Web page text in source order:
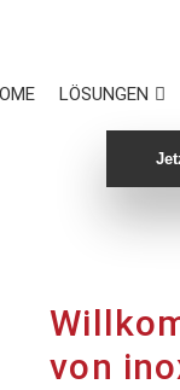
LÖSUNGEN
von